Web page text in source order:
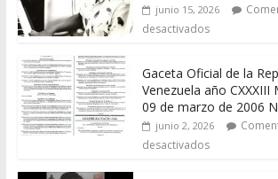
junio 15, 2026
desactivados
Gaceta Oficial de la
Venezuela año CXXXIII
09 de marzo de 2006
junio 2, 2026
desactivados